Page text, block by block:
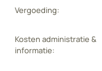
Vergoeding:
Kosten administratie &
informatie: